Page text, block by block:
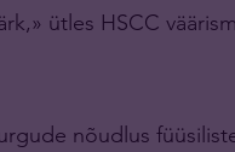
ütles HSCC
nõudlus